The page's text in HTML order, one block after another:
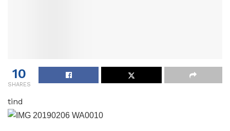
10
SHARES
tind